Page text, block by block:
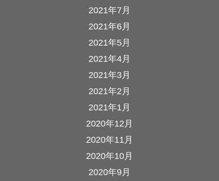
2021年7月
2021年6月
2021年5月
2021年4月
2021年3月
2021年2月
2021年1月
2020年12月
2020年11月
2020年10月
2020年9月